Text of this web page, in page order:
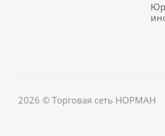
2026 © Торговая сеть НОРМАН